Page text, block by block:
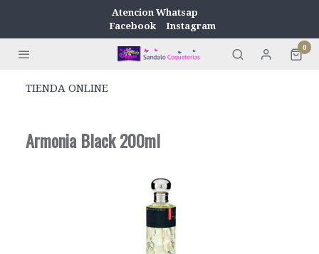
Atencion Whatsap
Facebook
Instagram
0
TIENDA ONLINE
Armonia Black 200ml